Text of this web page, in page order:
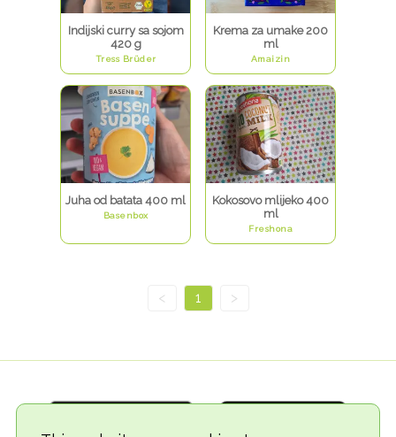
Indijski curry sa sojom
420 g
Tress Brüder
Krema za umake 200
ml
Amaizin
Juha od batata 400 ml
Basenbox
Kokosovo mlijeko 400
ml
Freshona
< 1 >